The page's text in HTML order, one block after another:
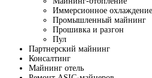
Иммерсионное охлаждение
Промышленный майнинг
Прошивка и разгон
Пул
Партнерский майнинг
Консалтинг
Майнинг отель